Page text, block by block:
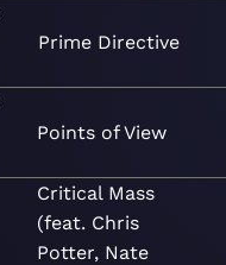
Prime Directive
Points of View
Critical Mass
(feat. Chris
Potter, Nate